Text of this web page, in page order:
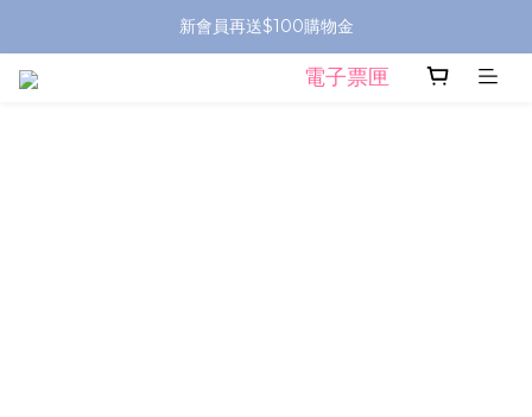
新會員再送$100購物金
電子票匣 prev